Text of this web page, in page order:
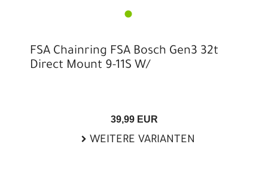
FSA Chainring FSA Bosch Gen3 32t
Direct Mount 9-11S W/
39,99 EUR
WEITERE VARIANTEN